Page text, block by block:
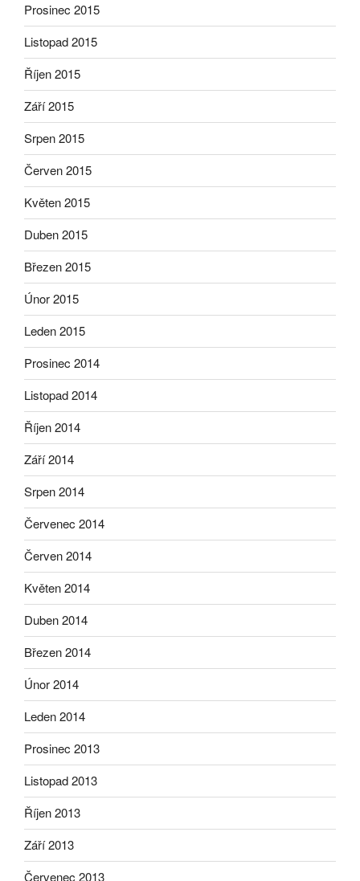
Prosinec 2015
Listopad 2015
Říjen 2015
Září 2015
Srpen 2015
Červen 2015
Květen 2015
Duben 2015
Březen 2015
Únor 2015
Leden 2015
Prosinec 2014
Listopad 2014
Říjen 2014
Září 2014
Srpen 2014
Červenec 2014
Červen 2014
Květen 2014
Duben 2014
Březen 2014
Únor 2014
Leden 2014
Prosinec 2013
Listopad 2013
Říjen 2013
Září 2013
Červenec 2013